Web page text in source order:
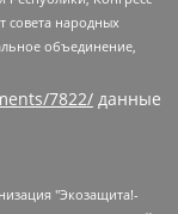
совета народных
объединение,
7822/ данные
Шендерович Виктор Анатольевич, Общество с ограниченной ответственностью "Данное сообщение", Общество с ограниченной ответственностью Издательский дом "Новая глава", Айнбиндер Александра Александровна, Московский комьюнити-центр для ЛГБТ+инициатив, Благотворительный фонд развития филантропии, Deutsche Welle (Германия, Kurt-Schumacher-Strasse 3, 53113 Bonn), Борзунова Мария Михайловна, Воробьев Виктор Викторович, Голубева Анна Львовна, Константинова Алла Михайловна, Малкова Ирина Владимировна, Мурадов Мурад Абдулгалимович, Осетинская Елизавета Николаевна, Понасенков Евгений Николаевич, Ганапольский Матвей Юрьевич, Киселев Евгений Алексеевич, Борухович Ирина Григорьевна, Дремин Иван Тимофеевич, Дубровский Дмитрий Викторович, Красноярская региональная общественная организация поддержки и развития альтернативных образовательных технологий и межкультурных коммуникаций "ИНТЕРРА", Маяковская Екатерина Алексеевна, Фейгин Марк Захарович, Филимонов Андрей Викторович, Дзугкоева Регина Николаевна, Доброхотов Роман Александрович, Дудь Юрий Александрович, Елкин Сергей Владимирович, Кругликов Кирилл Игоревич, Сабунаева Мария Леонидовна, Семенов Алексей Владимирович, Шаинян Карен Багратович, Шульман Екатерина Михайловна, Асафьев Артур Валерьевич, Вахштайн Виктор Семенович, Венедиктов Алексей Алексеевич, Лушникова Екатерина Евгеньевна, Волков Леонид Михайлович, Невзоров Александр Глебович, Пархоменко Сергей Борисович, Сироткин Ярослав Николаевич, Кара-Мурза Владимир Владимирович, Баранова Наталья Владимировна, Гозман Леонид Яковлевич, Кагарлицкий Борис Юльевич, Климарев Михаил Валерьевич, Милов Владимир Станиславович, Автономная некоммерческая организация Краснодарский центр современного искусства "Типография", Моргенштерн Алишер Тагирович, Соболь Любовь Эдуардовна, Общество с ограниченной ответственностью "ЛИЗА НОРМ", Каспаров Гарри Кимович, Ходорковский Михаил Борисович, Общество с ограниченной ответственностью "Апрельские тезисы", Данилович Ирина Брониславовна, Кашин Олег Владимирович, Петров Николай Владимирович, Пивоваров Алексей Владимирович, Соколов Михаил Владимирович, Цветкова Юлия Владимировна, Чичваркин Евгений Александрович, Комитет против пыток/Команда против пыток, Общество с ограниченной ответственностью "Первый научный", Общество с ограниченной ответственностью "Вертолет и ко", Белоцерковская Вероника Борисовна, Кац Максим Евгеньевич, Лазарева Татьяна Юрьевна, Шаведдинов Руслан Табризович, Яшин Илья Валерьевич, Общество с ограниченной ответственностью "Иноагент ААВ", Алешковский Дмитрий Петрович, Альбац Евгения Марковна, Быков Дмитрий Львович, Галямина Юлия Евгеньевна, Лойко Сергей Леонидович, Мартынов Кирилл Константинович, Медведев Сергей Александрович, Крашенинников Федор Геннадиевич, Гордеева Катерина Вл